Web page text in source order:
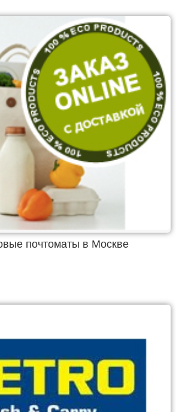
почтоматы в Москве